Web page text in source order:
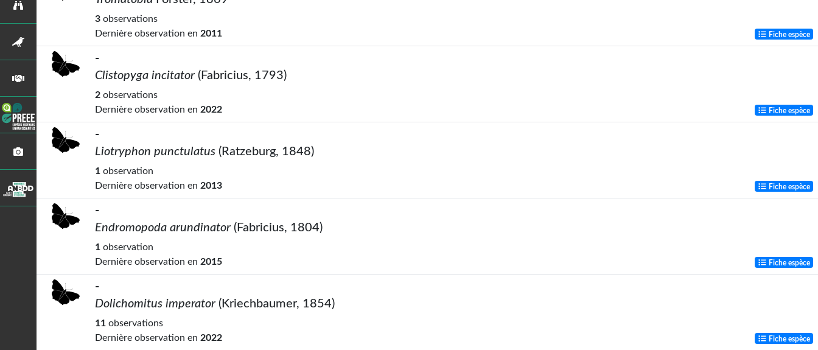
3 observations
Dernière observation en 2011 Fiche espèce
-
Clistopyga incitator (Fabricius, 1793)
2 observations
Dernière observation en 2022 Fiche espèce
-
Liotryphon punctulatus (Ratzeburg, 1848)
1 observation
Dernière observation en 2013 Fiche espèce
-
Endromopoda arundinator (Fabricius, 1804)
1 observation
Dernière observation en 2015 Fiche espèce
-
Dolichomitus imperator (Kriechbaumer, 1854)
11 observations
Dernière observation en 2022 Fiche espèce